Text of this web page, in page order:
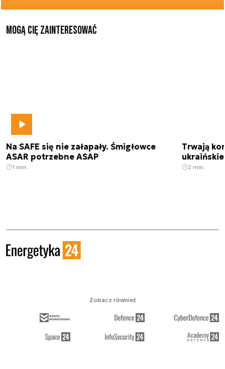
Mogą Cię zainteresować
Na SAFE się nie załapały. Śmigłowce
ASAR potrzebne ASAP
1 min.
Trwają
2 min.
Zobacz również